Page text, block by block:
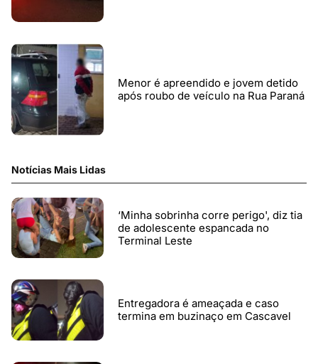
Menor é apreendido e jovem detido
após roubo de veículo na Rua Paraná
Notícias Mais Lidas
‘Minha sobrinha corre perigo', diz tia
de adolescente espancada no
Terminal Leste
Entregadora é ameaçada e caso
termina em buzinaço em Cascavel